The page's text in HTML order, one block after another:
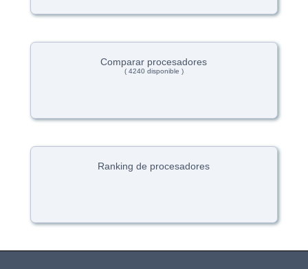
Comparar procesadores
( 4240 disponible )
Ranking de procesadores